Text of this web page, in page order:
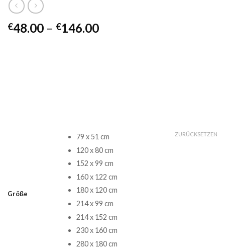
€48.00 – €146.00Preisspanne:
Größe
79 x 51 cm
120 x 80 cm
152 x 99 cm
160 x 122 cm
180 x 120 cm
214 x 99 cm
214 x 152 cm
230 x 160 cm
280 x 180 cm
ZURÜCKSETZEN